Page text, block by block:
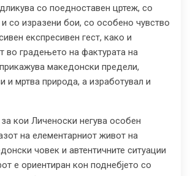
со поедноставен цртеж, со
со изразени бои, со особено чувство
експресивен гест, како и
во градењето на фактурата на
македонски предели,
и мртва природа, а изработувал и
кои Личеноски негува особен
на елементарниот живот на
човек и автентичните ситуации
е ориентиран кон поднебјето со